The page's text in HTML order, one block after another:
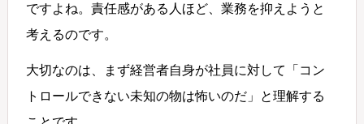
ですよね。責任感がある人ほど、業務を抑えようと
考えるのです。
大切なのは、まず経営者自身が社員に対して「コン
トロールできない未知の物は怖いのだ」と理解する